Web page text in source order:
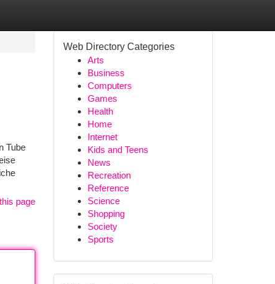
Tube
page
Web Directory Categories
Arts
Business
Computers
Games
Health
Home
Internet
Kids and Teens
News
Recreation
Reference
Science
Shopping
Society
Sports